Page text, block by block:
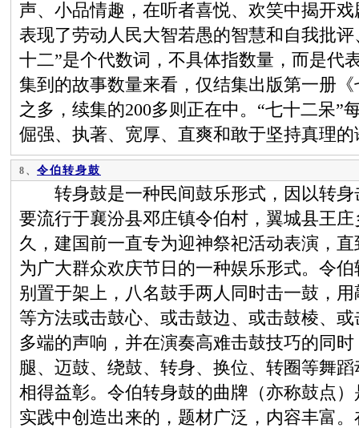
声、小品情趣，在听者喜悦、欢笑中揭开
表现了劳动人民大智若愚的智慧和自我批
十二”是个代数词，不具体指数量，而是代
集到的故事数量来看，仅结集出版第一册
之多，续集的200多则正在中。“七十二呆”
倔强、执著、宽厚、直爽和敢于坚持真理
8、 令伯转身鼓
转身鼓是一种民间鼓乐形式，因以转身
要流行于襄汾县邓庄镇令伯村，翼城县王
久，建国前一直专为迎神祭祀活动表演，
为广大群众欢庆节日的一种娱乐形式。令
别置于架上，八名鼓手两人同时击一鼓，
等方法或击鼓心、或击鼓边、或击鼓棱、
多端的声响，并在演奏高难击鼓技巧的同
腿、迈鼓、绕鼓、转身、换位、转圈等舞
相得益彰。令伯转身鼓的曲牌（亦称鼓点
实践中创造出来的，题材广泛，内容丰富